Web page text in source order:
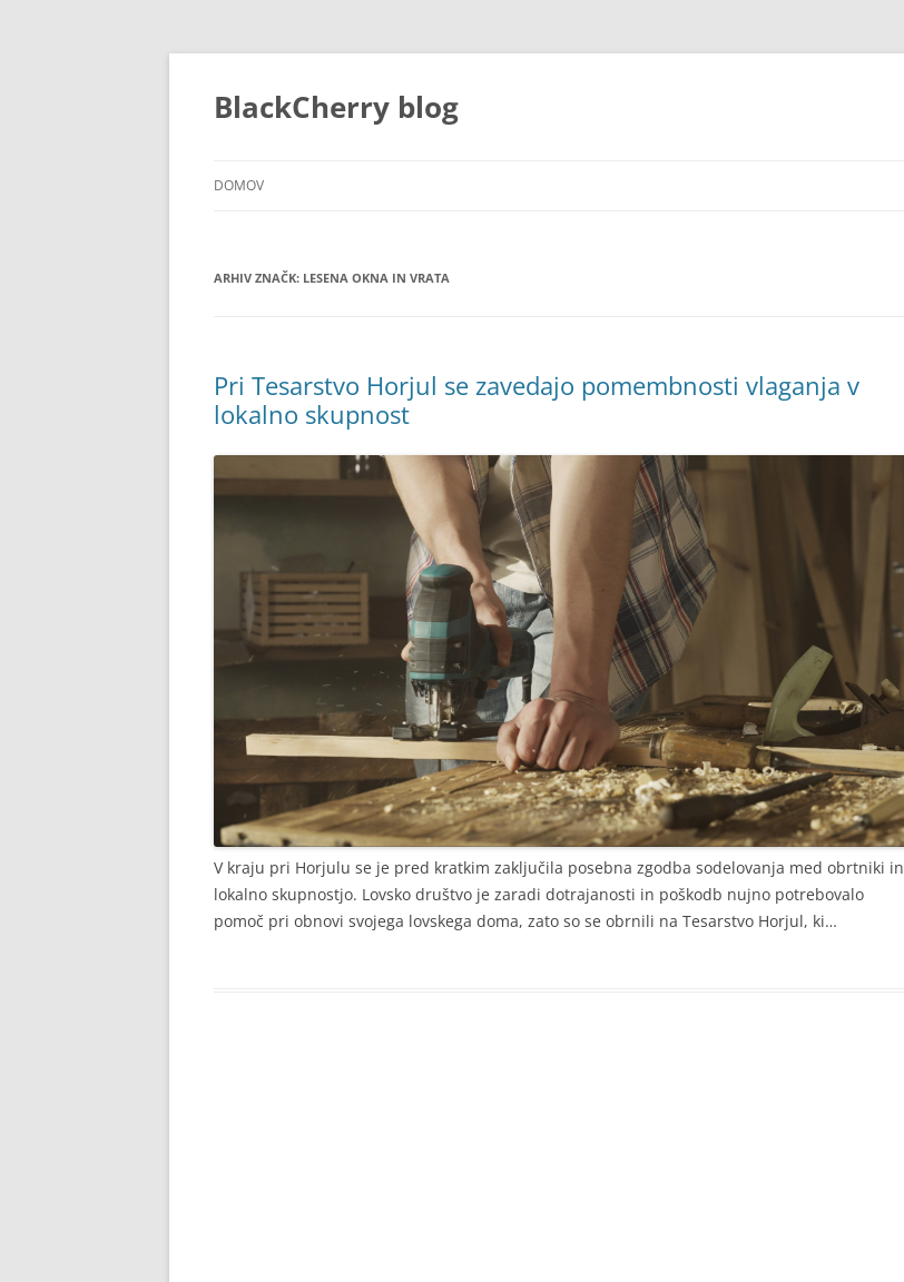
Preskoči
vsebino
BlackCherry blog
DOMOV
ARHIV ZNAČK: LESENA OKNA IN VRATA
Pri Tesarstvo Horjul se zavedajo pomembnosti vlaganja v
lokalno skupnost
V kraju pri Horjulu se je pred kratkim zaključila posebna zgodba sodelovanja med obrtniki in
lokalno skupnostjo. Lovsko društvo je zaradi dotrajanosti in poškodb nujno potrebovalo
pomoč pri obnovi svojega lovskega doma, zato so se obrnili na Tesarstvo Horjul, ki…